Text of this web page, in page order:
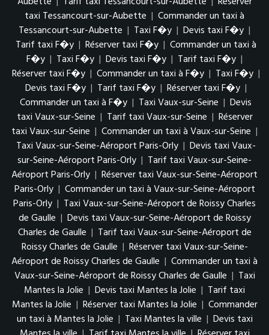
taxi Tessancourt-sur-Aubette | Commander un taxi à
Tessancourt-sur-Aubette | Taxi F�y | Devis taxi F�y |
Tarif taxi F�y | Réserver taxi F�y | Commander un taxi à
F�y | Taxi F�y | Devis taxi F�y | Tarif taxi F�y |
Réserver taxi F�y | Commander un taxi à F�y | Taxi F�y |
Devis taxi F�y | Tarif taxi F�y | Réserver taxi F�y |
Commander un taxi à F�y | Taxi Vaux-sur-Seine | Devis
taxi Vaux-sur-Seine | Tarif taxi Vaux-sur-Seine | Réserver
taxi Vaux-sur-Seine | Commander un taxi à Vaux-sur-Seine |
Taxi Vaux-sur-Seine-Aéroport Paris-Orly | Devis taxi Vaux-
sur-Seine-Aéroport Paris-Orly | Tarif taxi Vaux-sur-Seine-
Aéroport Paris-Orly | Réserver taxi Vaux-sur-Seine-Aéroport
Paris-Orly | Commander un taxi à Vaux-sur-Seine-Aéroport
Paris-Orly | Taxi Vaux-sur-Seine-Aéroport de Roissy Charles
de Gaulle | Devis taxi Vaux-sur-Seine-Aéroport de Roissy
Charles de Gaulle | Tarif taxi Vaux-sur-Seine-Aéroport de
Roissy Charles de Gaulle | Réserver taxi Vaux-sur-Seine-
Aéroport de Roissy Charles de Gaulle | Commander un taxi à
Vaux-sur-Seine-Aéroport de Roissy Charles de Gaulle | Taxi
Mantes la Jolie | Devis taxi Mantes la Jolie | Tarif taxi
Mantes la Jolie | Réserver taxi Mantes la Jolie | Commander
un taxi à Mantes la Jolie | Taxi Mantes la ville | Devis taxi